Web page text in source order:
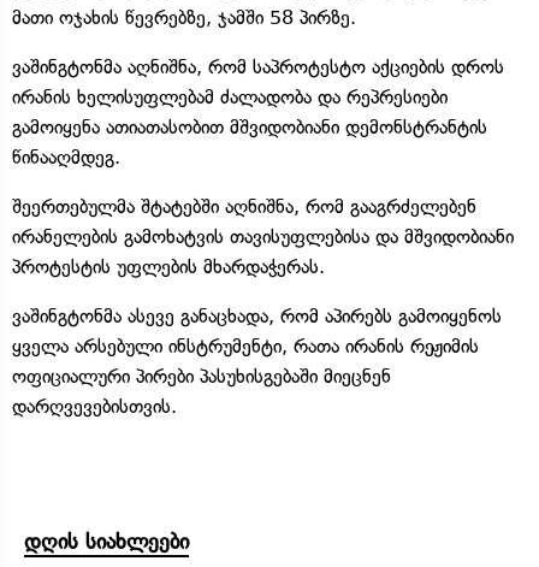
მათი ოჯახის წევრებზე, ჯამში 58 პირზე.
ვაშინგტონმა აღნიშნა, რომ საპროტესტო აქციების დროს
ირანის ხელისუფლებამ ძალადობა და რეპრესიები
გამოიყენა ათიათასობით მშვიდობიანი დემონსტრანტის
წინააღმდეგ.
შეერთებულმა შტატებში აღნიშნა, რომ გააგრძელებენ
ირანელების გამოხატვის თავისუფლებისა და მშვიდობიანი
პროტესტის უფლების მხარდაჭერას.
ვაშინგტონმა ასევე განაცხადა, რომ აპირებს გამოიყენოს
ყველა არსებული ინსტრუმენტი, რათა ირანის რეჟიმის
ოფიციალური პირები პასუხისგებაში მიეცნენ
დარღვევებისთვის.
დღის სიახლეები